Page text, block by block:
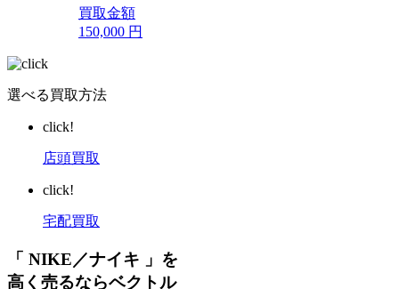
買取金額
150,000 円
選べる買取方法
click!
店頭買取
click!
宅配買取
「 NIKE／ナイキ 」を
高く売るならベクトル